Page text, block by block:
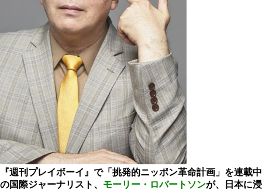
『週刊プレイボーイ』で「挑発的ニッポン革命計画」を連載中
の国際ジャーナリスト、 モーリー・ロバートソンが、日本に浸